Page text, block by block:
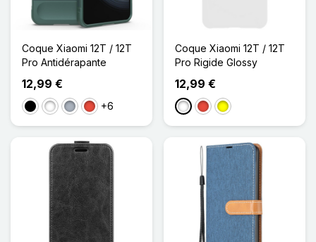
Coque Xiaomi 12T / 12T
Pro Antidérapante
12,99 €
NoirBlancGris Rouge
+6
Coque Xiaomi 12T / 12T
Pro Rigide Glossy
12,99 €
BlancRougeJaune